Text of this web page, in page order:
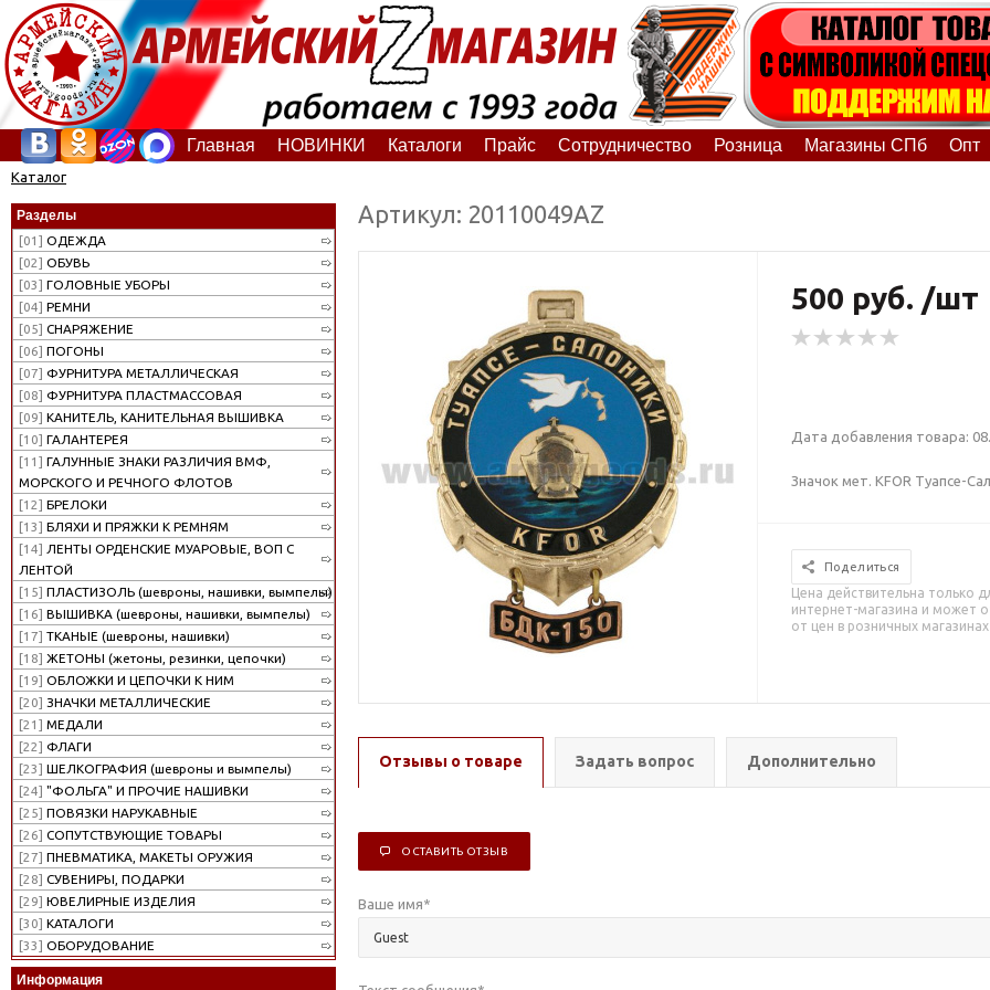
Главная НОВИНКИ Каталоги Прайс Сотрудничество Розница Магазины СПб Опт
Каталог
Разделы
[01] ОДЕЖДА
[02] ОБУВЬ
[03] ГОЛОВНЫЕ УБОРЫ
[04] РЕМНИ
[05] СНАРЯЖЕНИЕ
[06] ПОГОНЫ
[07] ФУРНИТУРА МЕТАЛЛИЧЕСКАЯ
[08] ФУРНИТУРА ПЛАСТМАССОВАЯ
[09] КАНИТЕЛЬ, КАНИТЕЛЬНАЯ ВЫШИВКА
[10] ГАЛАНТЕРЕЯ
[11] ГАЛУННЫЕ ЗНАКИ РАЗЛИЧИЯ ВМФ,
МОРСКОГО И РЕЧНОГО ФЛОТОВ
[12] БРЕЛОКИ
[13] БЛЯХИ И ПРЯЖКИ К РЕМНЯМ
[14] ЛЕНТЫ ОРДЕНСКИЕ МУАРОВЫЕ, ВОП С
ЛЕНТОЙ
[15] ПЛАСТИЗОЛЬ (шевроны, нашивки, вымпелы)
[16] ВЫШИВКА (шевроны, нашивки, вымпелы)
[17] ТКАНЫЕ (шевроны, нашивки)
[18] ЖЕТОНЫ (жетоны, резинки, цепочки)
[19] ОБЛОЖКИ И ЦЕПОЧКИ К НИМ
[20] ЗНАЧКИ МЕТАЛЛИЧЕСКИЕ
[21] МЕДАЛИ
[22] ФЛАГИ
[23] ШЕЛКОГРАФИЯ (шевроны и вымпелы)
[24] "ФОЛЬГА" И ПРОЧИЕ НАШИВКИ
[25] ПОВЯЗКИ НАРУКАВНЫЕ
[26] СОПУТСТВУЮЩИЕ ТОВАРЫ
[27] ПНЕВМАТИКА, МАКЕТЫ ОРУЖИЯ
[28] СУВЕНИРЫ, ПОДАРКИ
[29] ЮВЕЛИРНЫЕ ИЗДЕЛИЯ
[30] КАТАЛОГИ
[33] ОБОРУДОВАНИЕ
Информация
Артикул: 20110049АZ
500 руб. /шт
Дата добавления товара:
Значок мет. KFOR Туапсе-
Поделиться
Цена действительна только
интернет-магазина и может
от цен в розничных магазинах
Отзывы о товаре Задать вопрос Дополнительно
ОСТАВИТЬ ОТЗЫВ
Ваше имя*